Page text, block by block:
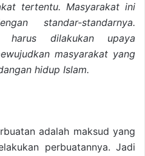
tertentu. Masyarakat ini
standar-standarnya.
harus dilakukan upaya
masyarakat yang
hidup Islam.
adalah maksud yang
perbuatannya. Jadi